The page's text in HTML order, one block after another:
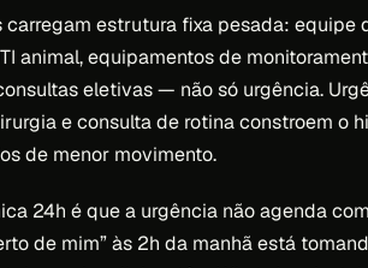
estrutura fixa pesada: equipe
animal, equipamentos de
eletivas — não só urgência.
e consulta de rotina constroem o
de menor movimento.
24h é que a urgência não agenda
de mim” às 2h da manhã está